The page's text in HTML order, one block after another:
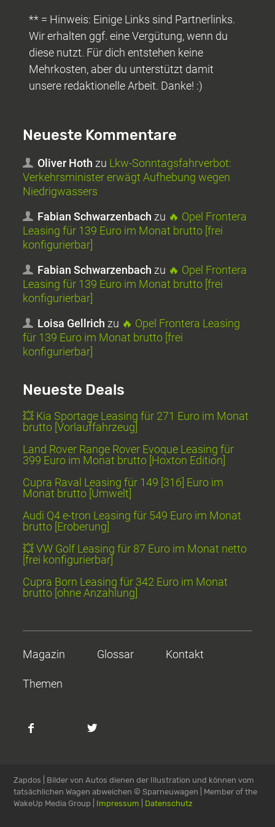
** = Hinweis: Einige Links sind Partnerlinks.
Wir erhalten ggf. eine Vergütung, wenn du
diese nutzt. Für dich entstehen keine
Mehrkosten, aber du unterstützt damit
unsere redaktionelle Arbeit. Danke! :)
Neueste Kommentare
Oliver Hoth zu Lkw-Sonntagsfahrverbot:
Verkehrsminister erwägt Aufhebung wegen
Niedrigwassers
Fabian Schwarzenbach zu 🔥 Opel Frontera
Leasing für 139 Euro im Monat brutto [frei
konfigurierbar]
Fabian Schwarzenbach zu 🔥 Opel Frontera
Leasing für 139 Euro im Monat brutto [frei
konfigurierbar]
Loisa Gellrich zu 🔥 Opel Frontera Leasing
für 139 Euro im Monat brutto [frei
konfigurierbar]
Neueste Deals
💥 Kia Sportage Leasing für 271 Euro im Monat
brutto [Vorlauffahrzeug]
Land Rover Range Rover Evoque Leasing für
399 Euro im Monat brutto [Hoxton Edition]
Cupra Raval Leasing für 149 [316] Euro im
Monat brutto [Umwelt]
Audi Q4 e-tron Leasing für 549 Euro im Monat
brutto [Eroberung]
💥 VW Golf Leasing für 87 Euro im Monat netto
[frei konfigurierbar]
Cupra Born Leasing für 342 Euro im Monat
brutto [ohne Anzahlung]
Magazin Glossar Kontakt
Themen
Zapdos | Bilder von Autos dienen der Illustration und können vom
tatsächlichen Wagen abweichen© Sparneuwagen | Member of the
WakeUp Media Group | Impressum Datenschutz